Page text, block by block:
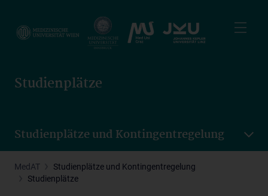
main
Studienplätze
Studienplätze und Kontingentregelung
MedAT
Studienplätze und Kontingentregelung
Studienplätze